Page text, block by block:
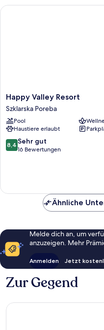
Happy
Valley
Resort
Szklarska
Poreba
Happy Valley Resort
Szklarska Poreba
Pool
Haustiere erlaubt
8.4
von
Bewertungen
8,4 Sehr gut
16 Bewertungen
Happy Valley Resort
Ähnliche
Melde dich an, um
anzuzeigen. Mehr
Anmelden Jetzt
Zur Gegend